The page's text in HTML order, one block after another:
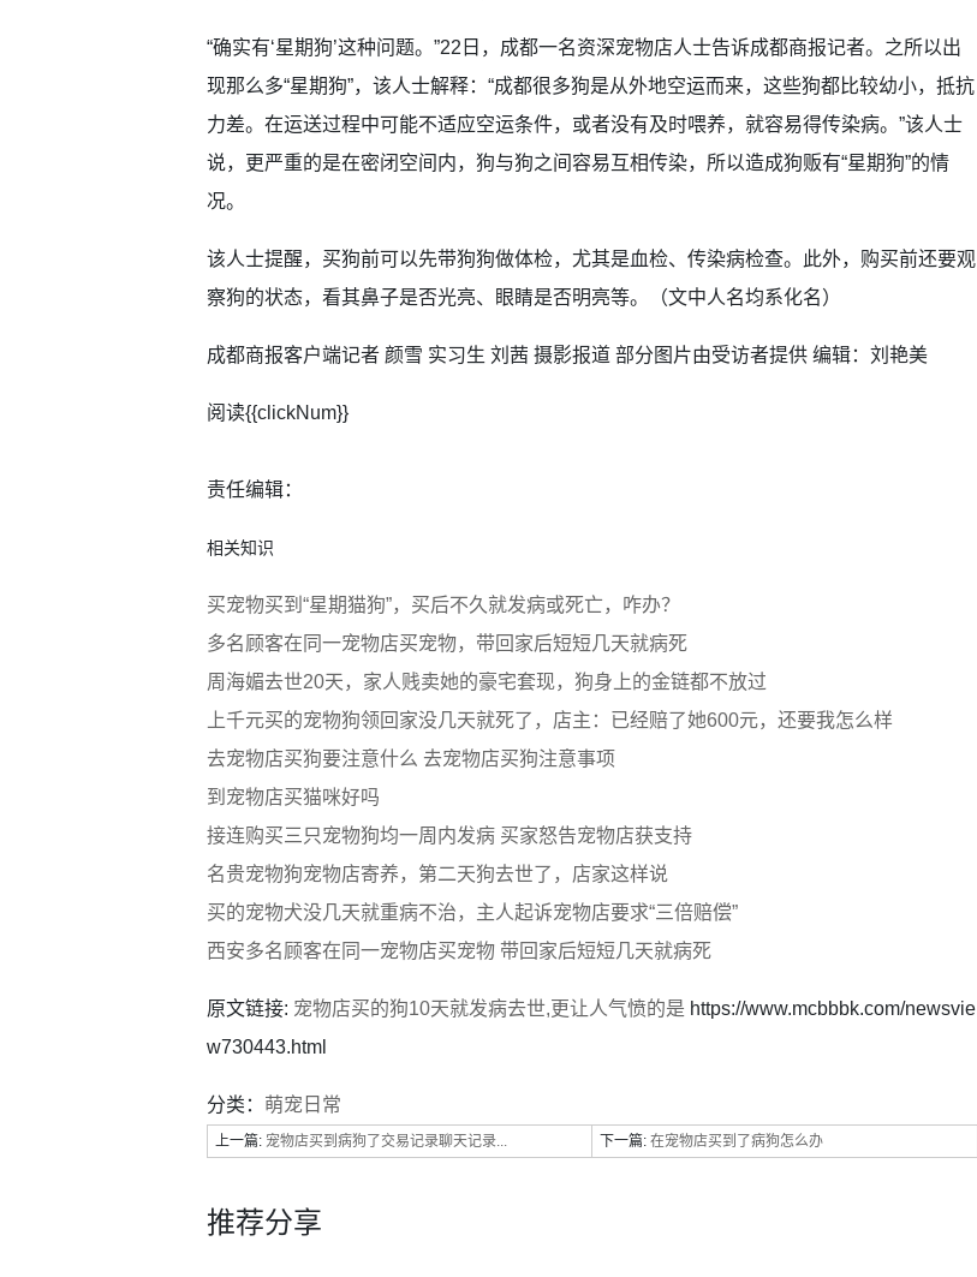
“确实有‘星期狗’这种问题。”22日，成都一名资深宠物店人士告诉成都商报记者。之所以出
现那么多“星期狗”，该人士解释：“成都很多狗是从外地空运而来，这些狗都比较幼小，抵抗
力差。在运送过程中可能不适应空运条件，或者没有及时喂养，就容易得传染病。”该人士
说，更严重的是在密闭空间内，狗与狗之间容易互相传染，所以造成狗贩有“星期狗”的情
况。
该人士提醒，买狗前可以先带狗狗做体检，尤其是血检、传染病检查。此外，购买前还要观
察狗的状态，看其鼻子是否光亮、眼睛是否明亮等。（文中人名均系化名）
成都商报客户端记者 颜雪 实习生 刘茜 摄影报道 部分图片由受访者提供 编辑：刘艳美
阅读{{clickNum}}
责任编辑：
相关知识
买宠物买到“星期猫狗”，买后不久就发病或死亡，咋办？
多名顾客在同一宠物店买宠物，带回家后短短几天就病死
周海媚去世20天，家人贱卖她的豪宅套现，狗身上的金链都不放过
上千元买的宠物狗领回家没几天就死了，店主：已经赔了她600元，还要我怎么样
去宠物店买狗要注意什么 去宠物店买狗注意事项
到宠物店买猫咪好吗
接连购买三只宠物狗均一周内发病 买家怒告宠物店获支持
名贵宠物狗宠物店寄养，第二天狗去世了，店家这样说
买的宠物犬没几天就重病不治，主人起诉宠物店要求“三倍赔偿”
西安多名顾客在同一宠物店买宠物 带回家后短短几天就病死
原文链接: 宠物店买的狗10天就发病去世,更让人气愤的是 https://www.mcbbbk.com/newsvie
w730443.html
分类： 萌宠日常
上一篇: 宠物店买到病狗了交易记录聊天记录... 下一篇: 在宠物店买到了病狗怎么办
推荐分享